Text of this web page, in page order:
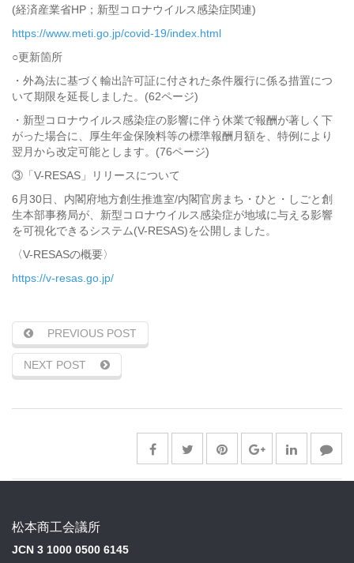
(経済産業省HP；新型コロナウイルス感染症関連)
https://www.meti.go.jp/covid-19/index.html
○更新箇所
・外為法に基づく輸出許可証に付された条件履行に係る措置につ
いて期限を延長しました。(62ページ)
・新型コロナウイルス感染症の影響に伴う休業で報酬が著しく下
がった場合に、厚生年金保険料等の標準報酬月額を、特例により
翌月から改定可能とします。(76ページ)
③「V-RESAS」リリースについて
6月30日、内閣府地方創生推進室/内閣官房まち・ひと・しごと創
生本部事務局が、新型コロナウイルス感染症が地域に与える影響
を可視化できるシステム(V-RESAS)を公開しました。
〈V-RESASの概要〉
https://v-resas.go.jp/
PREVIOUS POST
NEXT POST
松本商工会議所
JCN 3 1000 0500 6145